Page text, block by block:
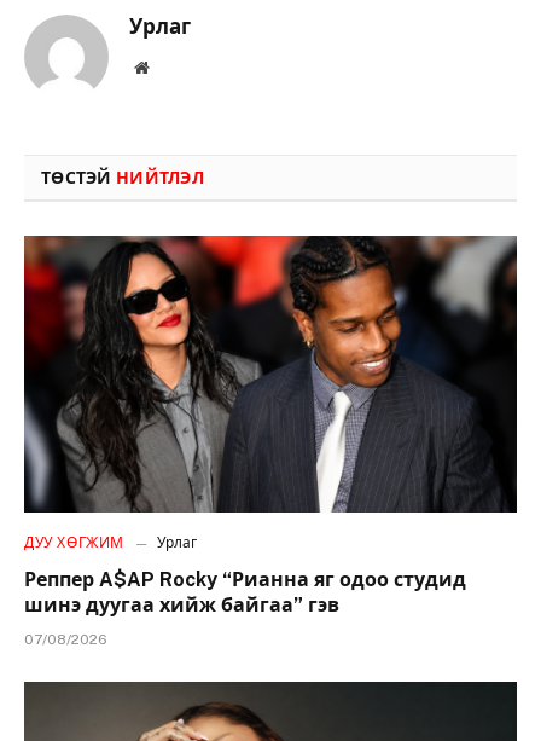
Урлаг
Вэбсайт
ТӨСТЭЙ НИЙТЛЭЛ
ДУУ ХӨГЖИМ Урлаг
Реппер A$AP Rocky “Рианна яг одоо студид
шинэ дуугаа хийж байгаа” гэв
07/08/2026